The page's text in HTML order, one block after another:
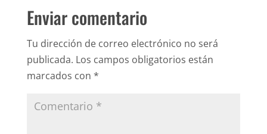
Enviar comentario
Tu dirección de correo electrónico no será
publicada. Los campos obligatorios están
marcados con *